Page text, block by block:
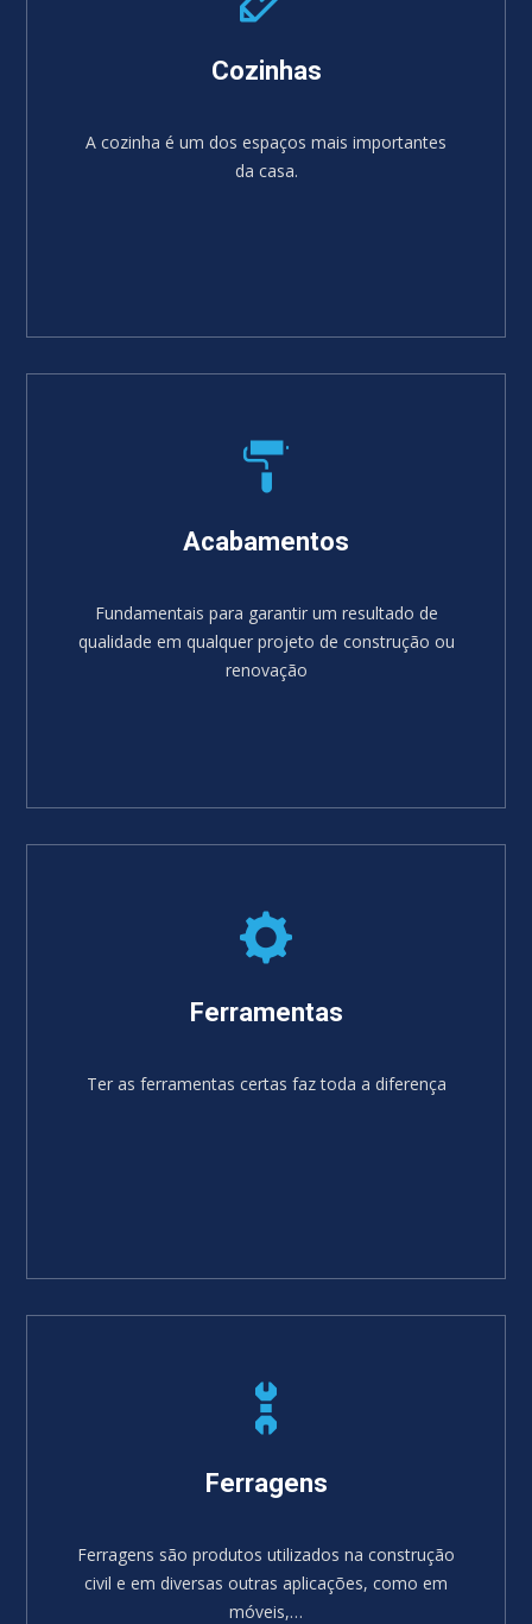
Cozinhas
A cozinha é um dos espaços mais importantes
da casa.
Acabamentos
Fundamentais para garantir um resultado de
qualidade em qualquer projeto de construção ou
renovação
Ferramentas
Ter as ferramentas certas faz toda a diferença
Ferragens
Ferragens são produtos utilizados na construção
civil e em diversas outras aplicações, como em
móveis,…